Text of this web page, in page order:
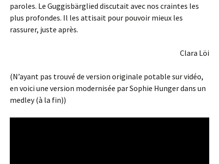
paroles. Le Guggisbärglied discutait avec nos craintes les
plus profondes. Il les attisait pour pouvoir mieux les
rassurer, juste après.
Clara Löi
(N’ayant pas trouvé de version originale potable sur vidéo,
en voici une version modernisée par Sophie Hunger dans un
medley (à la fin))